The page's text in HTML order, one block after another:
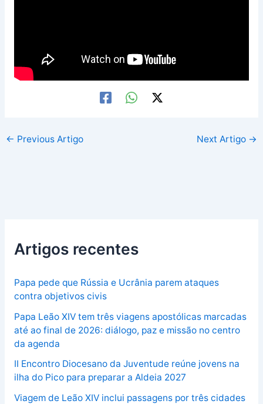
← Previous Artigo Next Artigo →
Artigos recentes
Papa pede que Rússia e Ucrânia parem ataques
contra objetivos civis
Papa Leão XIV tem três viagens apostólicas marcadas
até ao final de 2026: diálogo, paz e missão no centro
da agenda
II Encontro Diocesano da Juventude reúne jovens na
ilha do Pico para preparar a Aldeia 2027
Viagem de Leão XIV inclui passagens por três cidades